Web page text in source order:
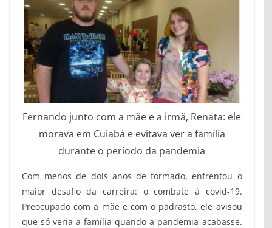
Fernando junto com a mãe e a irmã, Renata: ele
morava em Cuiabá e evitava ver a família
durante o período da pandemia
Com menos de dois anos de formado, enfrentou o
maior desafio da carreira: o combate à covid-19.
Preocupado com a mãe e com o padrasto, ele avisou
que só veria a família quando a pandemia acabasse.